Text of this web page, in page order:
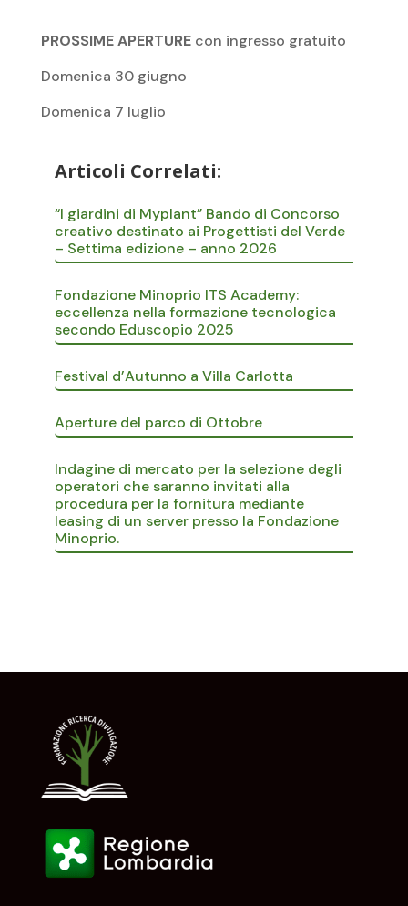
PROSSIME APERTURE con ingresso gratuito
Domenica 30 giugno
Domenica 7 luglio
Articoli Correlati:
“I giardini di Myplant” Bando di Concorso
creativo destinato ai Progettisti del Verde
– Settima edizione – anno 2026
Fondazione Minoprio ITS Academy:
eccellenza nella formazione tecnologica
secondo Eduscopio 2025
Festival d’Autunno a Villa Carlotta
Aperture del parco di Ottobre
Indagine di mercato per la selezione degli
operatori che saranno invitati alla
procedura per la fornitura mediante
leasing di un server presso la Fondazione
Minoprio.